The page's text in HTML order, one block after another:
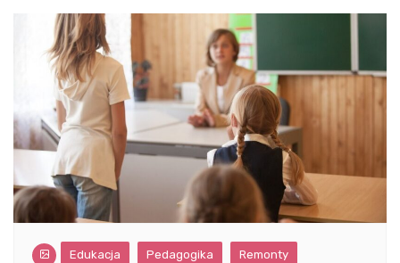
Edukacja Pedagogika Remonty